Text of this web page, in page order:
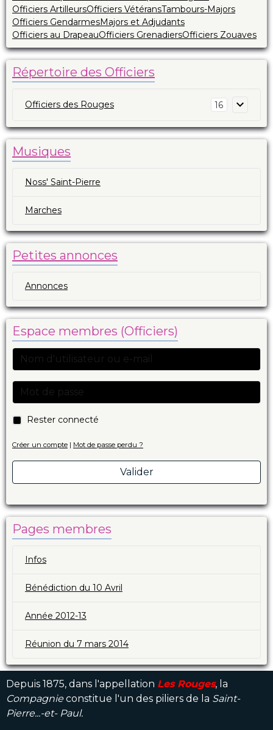
Officiers ArtilleursOfficiers VétéransTambours-Majors
Officiers GendarmesMajors et Adjudants
Officiers au DrapeauOfficiers GrenadiersOfficiers Zouaves
Répertoire des Officiers
Officiers des Rouges 16
Musiques
Noss' Saint-Pierre
Marches
Petites annonces
Annonces
Espace membres (Officiers)
Rester connecté
Créer un compte | Mot de passe perdu ?
Valider
Pages membres
Infos
Bénédiction du 10 Avril
Année 2012-13
Réunion du 7 mars 2014
Depuis 1875, dans l'appellation Les Rouges, la
Compagnieconstitue l'un des piliers de la Saint-
Pierre...-et- Paul.